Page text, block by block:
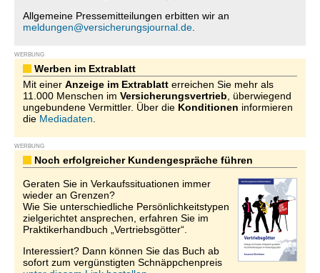
Allgemeine Pressemitteilungen erbitten wir an
meldungen@versicherungsjournal.de
WERBUNG
Werben im Extrablatt
Mit einer Anzeige im Extrablatt erreichen Sie mehr als
11.000 Menschen im Versicherungsvertrieb , überwiegend
ungebundene Vermittler. Über die Konditionen informieren
die Mediadaten
WERBUNG
Noch erfolgreicher Kundengespräche führen
Geraten Sie in Verkaufssituationen immer
wieder an Grenzen?
Wie Sie unterschiedliche Persönlichkeitstypen
zielgerichtet ansprechen, erfahren Sie im
Praktikerhandbuch „Vertriebsgötter“.
Interessiert? Dann können Sie das Buch ab
sofort zum vergünstigten Schnäppchenpreis